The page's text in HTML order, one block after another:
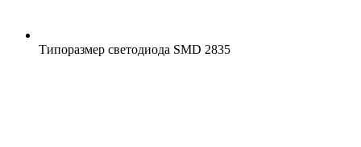
Типоразмер светодиода SMD 2835